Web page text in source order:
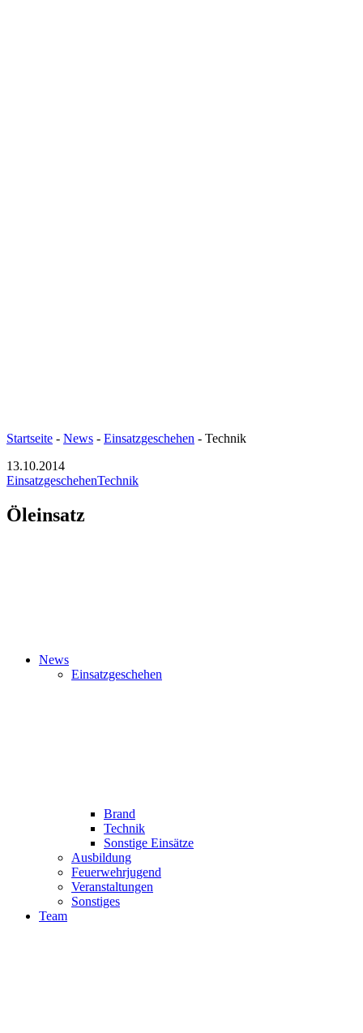
Startseite - News - Einsatzgeschehen - Technik
13.10.2014
EinsatzgeschehenTechnik
Öleinsatz
News
Einsatzgeschehen
Brand
Technik
Sonstige Einsätze
Ausbildung
Feuerwehrjugend
Veranstaltungen
Sonstiges
Team